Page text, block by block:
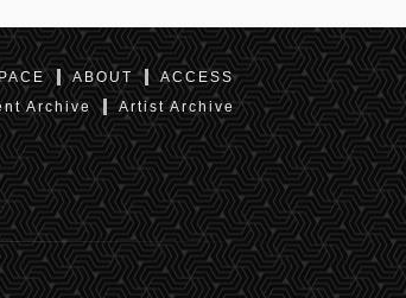
ABOUT
ACCESS
Archive
Artist Archive